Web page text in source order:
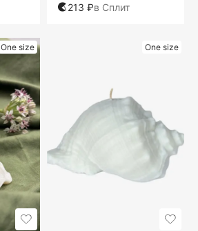
213 ₽в Сплит
One size One size